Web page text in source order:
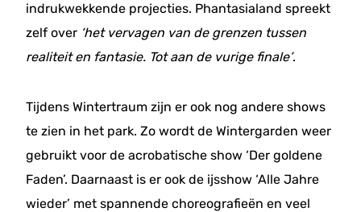
indrukwekkende projecties. Phantasialand spreekt
zelf over ‘het vervagen van de grenzen tussen
realiteit en fantasie. Tot aan de vurige finale’.
Tijdens Wintertraum zijn er ook nog andere shows
te zien in het park. Zo wordt de Wintergarden weer
gebruikt voor de acrobatische show ‘Der goldene
Faden’. Daarnaast is er ook de ijsshow ‘Alle Jahre
wieder’ met spannende choreografieën en veel